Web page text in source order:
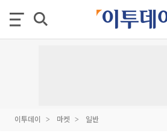
이투데이 마켓 일반